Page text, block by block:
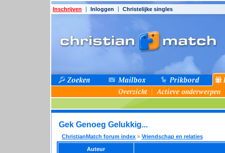
Inschrijven Inloggen Christelijke singles
Gek Genoeg Gelukkig...
ChristianMatch forum index » Vriendschap en relaties
Auteur